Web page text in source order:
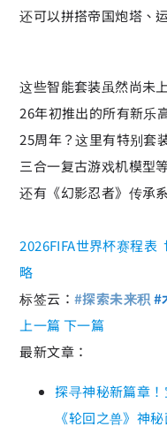
还可以拼搭帝国炮塔、
这些智能套装虽然尚未
26年初推出的所有新乐
25周年？这里有特别套
三合一复古游戏机模型
还有《幻影忍者》传承
2026FIFA世界杯赛程表
略
标签云： #探索未来积#
上一篇下一篇
最新文章：
探寻神秘新篇章
《轮回之兽》神秘